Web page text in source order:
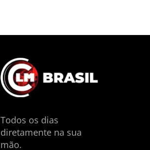
Todos os dias
diretamente na sua
mão.